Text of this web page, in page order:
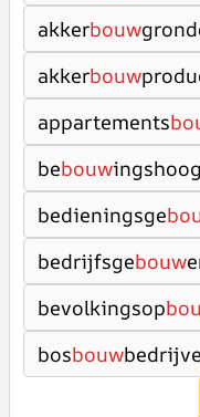
akkerbouw
akkerbouw
appartements
bebouw
bedieningsge
bedrijfsgebouw
bevolkingsop
bosbouw